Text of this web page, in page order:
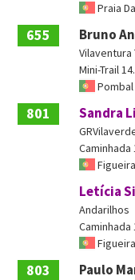
Praia
655 Bruno
Vilaventura
Mini-Trail
Pombal
801 Sandra
Caminhada
Letícia
Andarilhos
Caminhada
803 Paulo